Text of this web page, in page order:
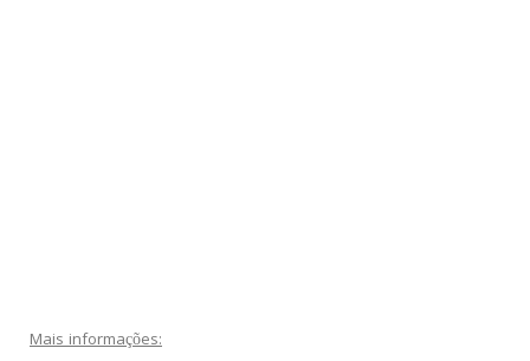
Mais informações: